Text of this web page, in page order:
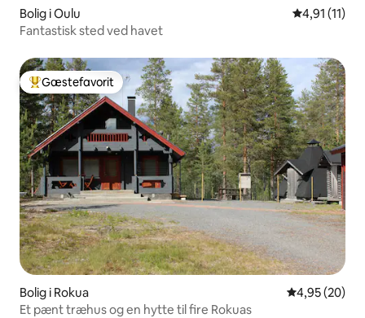
Bolig i Oulu 4,91 ud af 5
4,91 (11)
Fantastisk sted ved havet
Bedste gæstefavorit
Gæstefavorit
Bolig i Rokua 4,95 ud af 5 i
4,95 (20)
Et pænt træhus og en hytte til fire Rokuas